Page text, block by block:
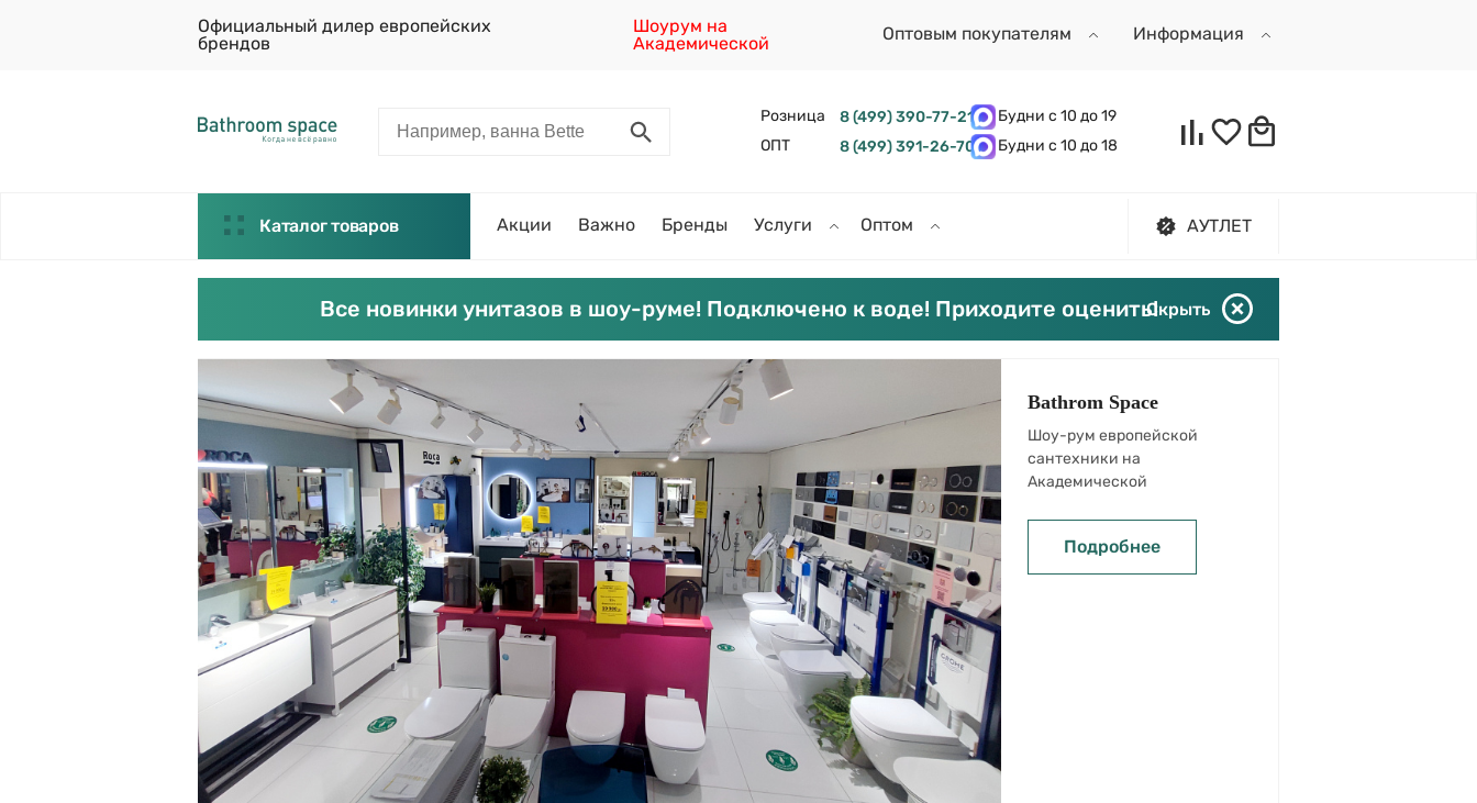
Официальный дилер европейских
брендов
Шоурум на
Академической
Оптовым покупателям Информация
Розница 8 (499) 390-77-21
Будни с 10 до 19
ОПТ
8 (499) 391-26-70 Будни с 10 до 18
Каталог товаров Акции Важно Бренды Услуги Оптом АУТЛЕТ
Все новинки унитазов в шоу-руме! Подключено к воде! Приходите оценить!Скрыть
Bathrom Space
Шоу-рум европейской
сантехники на
Академической
Подробнее